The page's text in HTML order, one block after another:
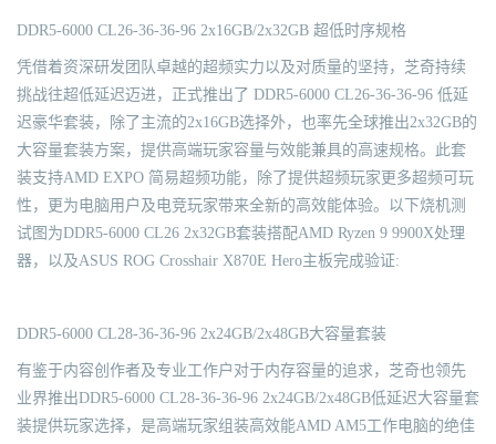
DDR5-6000 CL26-36-36-96 2x16GB/2x32GB 超低时序规格
凭借着资深研发团队卓越的超频实力以及对质量的坚持，芝奇持续
挑战往超低延迟迈进，正式推出了 DDR5-6000 CL26-36-36-96 低延
迟豪华套装，除了主流的2x16GB选择外，也率先全球推出2x32GB的
大容量套装方案，提供高端玩家容量与效能兼具的高速规格。此套
装支持AMD EXPO 简易超频功能，除了提供超频玩家更多超频可玩
性，更为电脑用户及电竞玩家带来全新的高效能体验。以下烧机测
试图为DDR5-6000 CL26 2x32GB套装搭配AMD Ryzen 9 9900X处理
器，以及ASUS ROG Crosshair X870E Hero主板完成验证:
DDR5-6000 CL28-36-36-96 2x24GB/2x48GB大容量套装
有鉴于内容创作者及专业工作户对于内存容量的追求，芝奇也领先
业界推出DDR5-6000 CL28-36-36-96 2x24GB/2x48GB低延迟大容量套
装提供玩家选择，是高端玩家组装高效能AMD AM5工作电脑的绝佳